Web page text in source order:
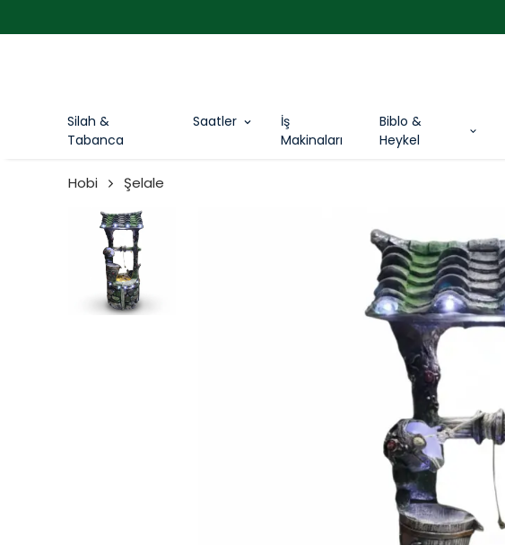
Silah &
Tabanca
Saatler
İş
Makinaları
Biblo &
Heykel
Hobi Şelale